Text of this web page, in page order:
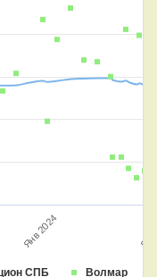
СПБ Волмар
Янв 2024